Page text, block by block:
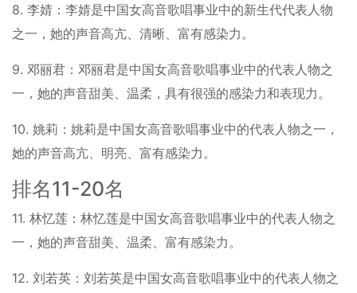
8. 李婧：李婧是中国女高音歌唱事业中的新生代代表人物
之一，她的声音高亢、清晰、富有感染力。
9. 邓丽君：邓丽君是中国女高音歌唱事业中的代表人物之
一，她的声音甜美、温柔，具有很强的感染力和表现力。
10. 姚莉：姚莉是中国女高音歌唱事业中的代表人物之一，
她的声音高亢、明亮、富有感染力。
排名11-20名
11. 林忆莲：林忆莲是中国女高音歌唱事业中的代表人物之
一，她的声音甜美、温柔、富有感染力。
12. 刘若英：刘若英是中国女高音歌唱事业中的代表人物之